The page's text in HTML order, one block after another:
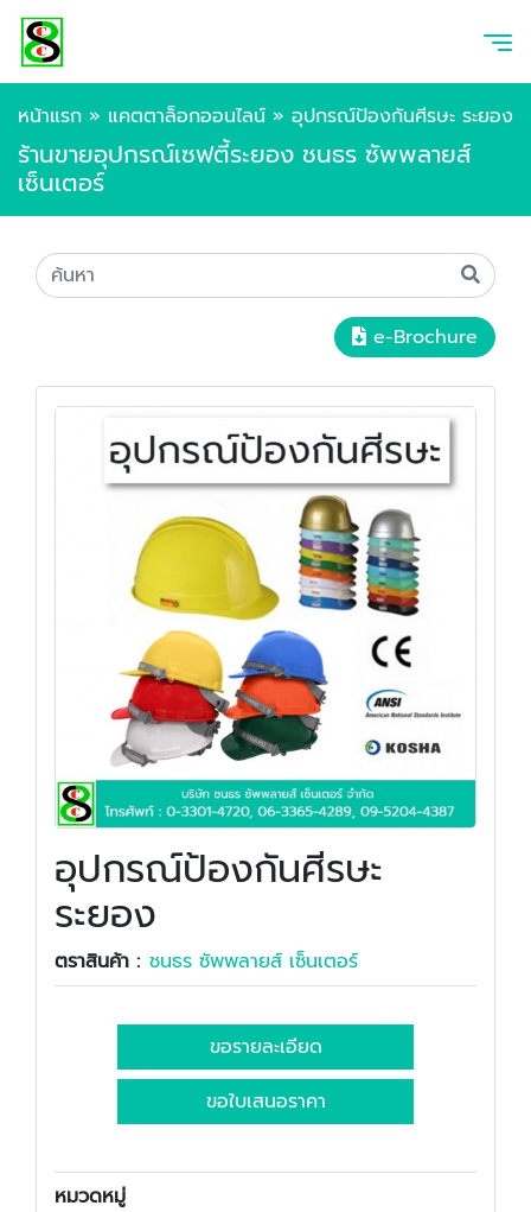
หน้าแรก » แคตตาล็อกออนไลน์ » อุปกรณ์ป้องกันศีรษะ ระยอง
ร้านขายอุปกรณ์เซฟตี้ระยอง ชนธร ซัพพลายส์
เซ็นเตอร์
e-Brochure
อุปกรณ์ป้องกันศีรษะ
ระยอง
ตราสินค้า : ชนธร ซัพพลายส์ เซ็นเตอร์
ขอรายละเอียด
ขอใบเสนอราคา
หมวดหมู่